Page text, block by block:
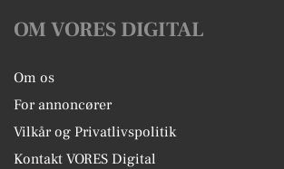
OM VORES DIGITAL
Om os
For annoncører
Vilkår og Privatlivspolitik
Kontakt VORES Digital